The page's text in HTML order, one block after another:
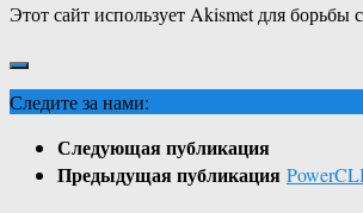
Этот сайт использует Akismet для борьбы
Следите за нами:
Следующая публикация
Предыдущая публикация